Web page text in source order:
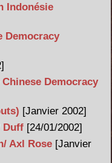
Indonésie
Democracy
Democracy
[Janvier 2002]
Duff [24/01/2002]
Axl Rose [Janvier